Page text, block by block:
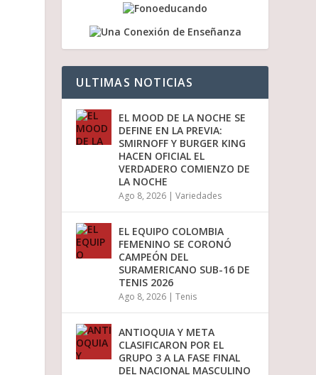
ULTIMAS NOTICIAS
EL MOOD DE LA NOCHE SE
DEFINE EN LA PREVIA:
SMIRNOFF Y BURGER KING
HACEN OFICIAL EL
VERDADERO COMIENZO DE
LA NOCHE
Ago 8, 2026 |Variedades
EL EQUIPO COLOMBIA
FEMENINO SE CORONÓ
CAMPEÓN DEL
SURAMERICANO SUB-16 DE
TENIS 2026
Ago 8, 2026 |Tenis
ANTIOQUIA Y META
CLASIFICARON POR EL
GRUPO 3 A LA FASE FINAL
DEL NACIONAL MASCULINO